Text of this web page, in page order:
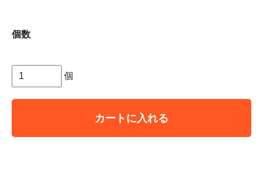
個数
個
カートに入れる